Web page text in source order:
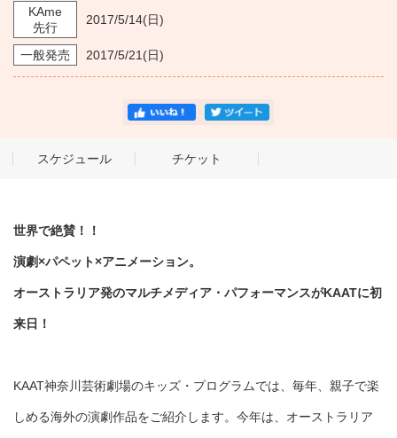
KAme
先行
2017/5/14(日)
一般発売 2017/5/21 (日)
スケジュール チケット
世界で絶賛！！
演劇×パペット×アニメーション。
オーストラリア発のマルチメディア・パフォーマンスがKAATに初
来日！
KAAT神奈川芸術劇場のキッズ・プログラムでは、毎年、親子で楽
しめる海外の演劇作品をご紹介します。今年は、オーストラリア